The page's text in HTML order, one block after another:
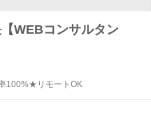
WEBコンサルタン
100%★リモートOK